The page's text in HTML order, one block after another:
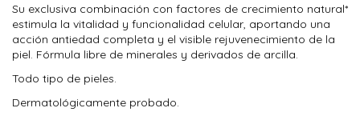
Su exclusiva combinación con factores de crecimiento natural*
estimula la vitalidad y funcionalidad celular, aportando una
acción antiedad completa y el visible rejuvenecimiento de la
piel. Fórmula libre de minerales y derivados de arcilla.
Todo tipo de pieles.
Dermatológicamente probado.